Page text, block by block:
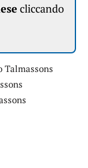
cliccando
Talmassons